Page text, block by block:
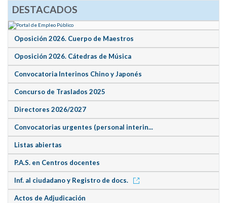
DESTACADOS
Oposición 2026. Cuerpo de Maestros
Oposición 2026. Cátedras de Música
Convocatoria Interinos Chino y Japonés
Concurso de Traslados 2025
Directores 2026/2027
Convocatorias urgentes (personal interin...
Listas abiertas
P.A.S. en Centros docentes
Inf. al ciudadano y Registro de docs.
Actos de Adjudicación